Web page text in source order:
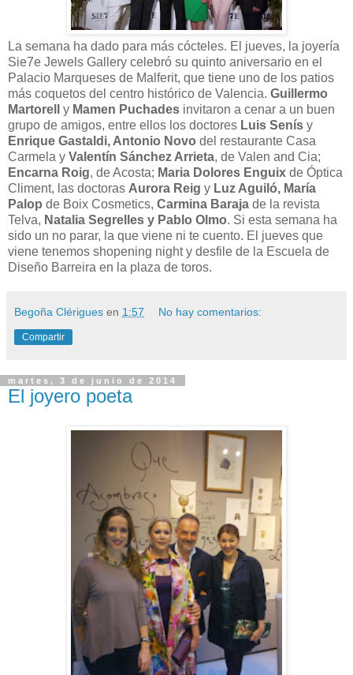
La semana ha dado para más cócteles. El jueves, la joyería
Sie7e Jewels Gallery celebró su quinto aniversario en el
Palacio Marqueses de Malferit, que tiene uno de los patios
más coquetos del centro histórico de Valencia. Guillermo
Martorell y Mamen Puchades invitaron a cenar a un buen
grupo de amigos, entre ellos los doctores Luis Senís y
Enrique Gastaldi, Antonio Novo del restaurante Casa
Carmela y Valentín Sánchez Arrieta, de Valen and Cia;
Encarna Roig, de Acosta; Maria Dolores Enguix de Óptica
Climent, las doctoras Aurora Reig y Luz Aguiló, María
Palop de Boix Cosmetics, Carmina Baraja de la revista
Telva, Natalia Segrelles y Pablo Olmo. Si esta semana ha
sido un no parar, la que viene ni te cuento. El jueves que
viene tenemos shopening night y desfile de la Escuela de
Diseño Barreira en la plaza de toros.
Begoña Clérigues en 1:57 No hay comentarios:
Compartir
martes, 3 de junio de 2014
El joyero poeta